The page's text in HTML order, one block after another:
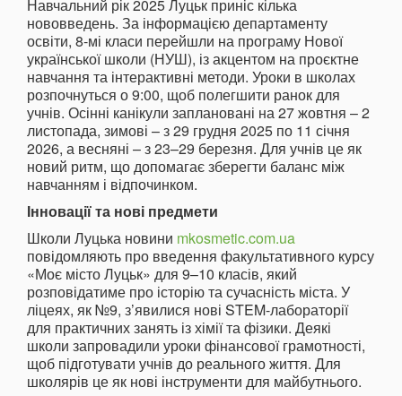
Навчальний рік 2025 Луцьк приніс кілька
нововведень. За інформацією департаменту
освіти, 8-мі класи перейшли на програму Нової
української школи (НУШ), із акцентом на проєктне
навчання та інтерактивні методи. Уроки в школах
розпочнуться о 9:00, щоб полегшити ранок для
учнів. Осінні канікули заплановані на 27 жовтня – 2
листопада, зимові – з 29 грудня 2025 по 11 січня
2026, а весняні – з 23–29 березня. Для учнів це як
новий ритм, що допомагає зберегти баланс між
навчанням і відпочинком.
Інновації та нові предмети
Школи Луцька новини mkosmetic.com.ua
повідомляють про введення факультативного курсу
«Моє місто Луцьк» для 9–10 класів, який
розповідатиме про історію та сучасність міста. У
ліцеях, як №9, з’явилися нові STEM-лабораторії
для практичних занять із хімії та фізики. Деякі
школи запровадили уроки фінансової грамотності,
щоб підготувати учнів до реального життя. Для
школярів це як нові інструменти для майбутнього.